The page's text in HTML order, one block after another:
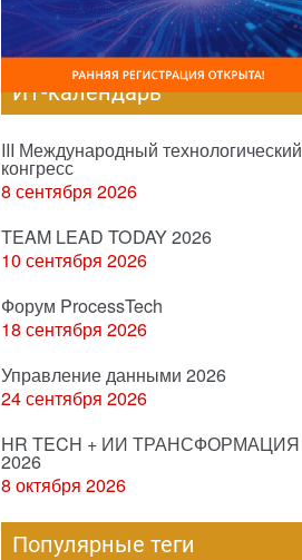
ИТ-календарь
III Международный технологический
конгресс
8 сентября 2026
TEAM LEAD TODAY 2026
10 сентября 2026
Форум ProcessTech
18 сентября 2026
Управление данными 2026
24 сентября 2026
HR TECH + ИИ ТРАНСФОРМАЦИЯ
2026
8 октября 2026
Популярные теги